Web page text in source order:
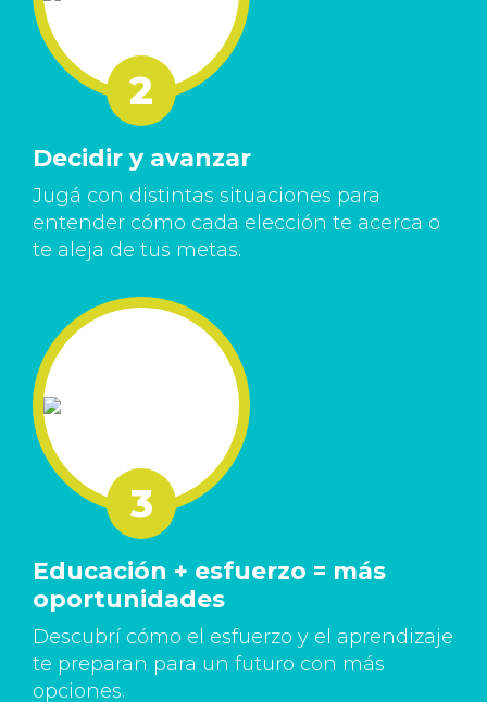
Decidir y avanzar
Jugá con distintas situaciones para
entender cómo cada elección te acerca o
te aleja de tus metas.
Educación + esfuerzo = más
oportunidades
Descubrí cómo el esfuerzo y el aprendizaje
te preparan para un futuro con más
opciones.